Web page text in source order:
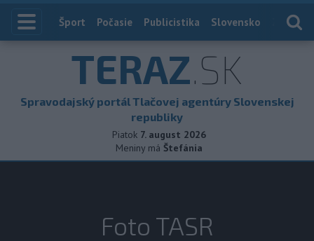
Index
Šport Počasie Publicistika Slovensko
TERAZ.SK
Spravodajský portál Tlačovej agentúry Slovenskej
republiky
Piatok 7. august 2026
Meniny má Štefánia
Foto TASR